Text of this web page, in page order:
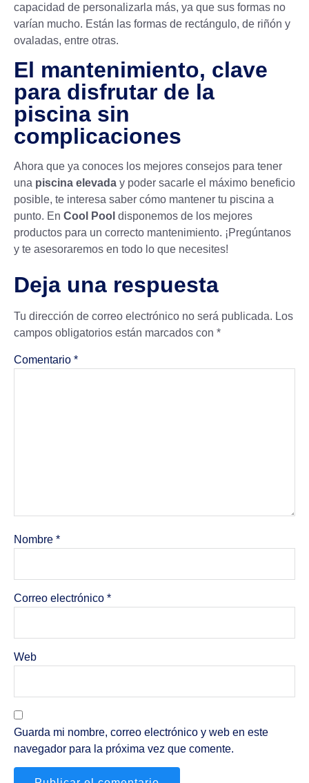
capacidad de personalizarla más, ya que sus formas no
varían mucho. Están las formas de rectángulo, de riñón y
ovaladas, entre otras.
El mantenimiento, clave
para disfrutar de la
piscina sin
complicaciones
Ahora que ya conoces los mejores consejos para tener
una piscina elevada y poder sacarle el máximo beneficio
posible, te interesa saber cómo mantener tu piscina a
punto. En Cool Pool disponemos de los mejores
productos para un correcto mantenimiento. ¡Pregúntanos
y te asesoraremos en todo lo que necesites!
Deja una respuesta
Tu dirección de correo electrónico no será publicada. Los
campos obligatorios están marcados con *
Comentario *
Nombre *
Correo electrónico *
Web
Guarda mi nombre, correo electrónico y web en este
navegador para la próxima vez que comente.